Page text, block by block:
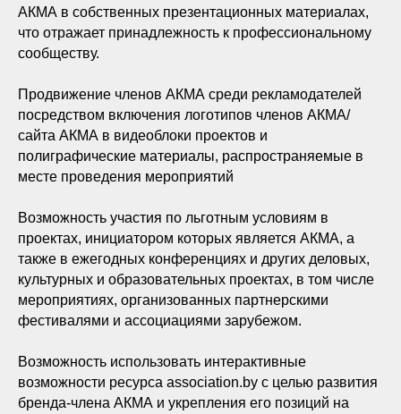
АКМА в собственных презентационных материалах,
что отражает принадлежность к профессиональному
сообществу.
Продвижение членов АКМА среди рекламодателей
посредством включения логотипов членов АКМА/
сайта АКМА в видеоблоки проектов и
полиграфические материалы, распространяемые в
месте проведения мероприятий
Возможность участия по льготным условиям в
проектах, инициатором которых является АКМА, а
также в ежегодных конференциях и других деловых,
культурных и образовательных проектах, в том числе
мероприятиях, организованных партнерскими
фестивалями и ассоциациями зарубежом.
Возможность использовать интерактивные
возможности ресурса association.by с целью развития
бренда-члена АКМА и укрепления его позиций на